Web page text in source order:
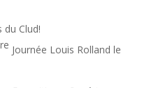
du Clud!
Journée Louis Rolland le